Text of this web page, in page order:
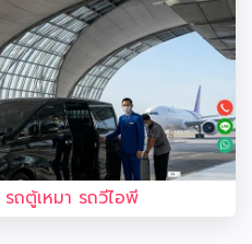
ถตู้เหมา รถวีไอพี